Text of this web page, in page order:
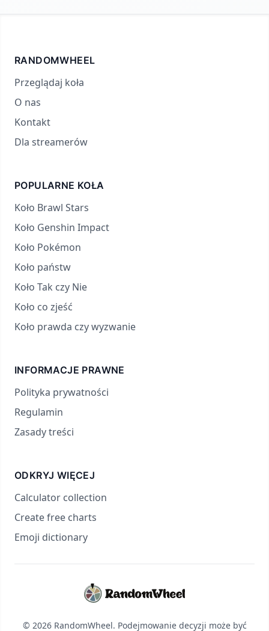
RANDOMWHEEL
Przeglądaj koła
O nas
Kontakt
Dla streamerów
POPULARNE KOŁA
Koło Brawl Stars
Koło Genshin Impact
Koło Pokémon
Koło państw
Koło Tak czy Nie
Koło co zjeść
Koło prawda czy wyzwanie
INFORMACJE PRAWNE
Polityka prywatności
Regulamin
Zasady treści
ODKRYJ WIĘCEJ
Calculator collection
Create free charts
Emoji dictionary
© 2026 RandomWheel. Podejmowanie decyzji może być